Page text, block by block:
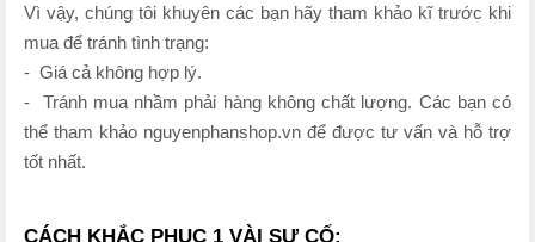
Vì vậy, chúng tôi khuyên các bạn hãy tham khảo kĩ trước khi
mua để tránh tình trạng:
- Giá cả không hợp lý.
- Tránh mua nhầm phải hàng không chất lượng. Các bạn có
thể tham khảo nguyenphanshop.vn để được tư vấn và hỗ trợ
tốt nhất.
CÁCH KHẮC PHỤC 1 VÀI SỰ CỐ: